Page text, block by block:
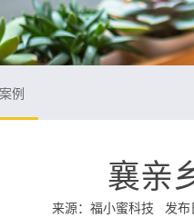
例
襄亲
来源： 福小蜜科技 发布